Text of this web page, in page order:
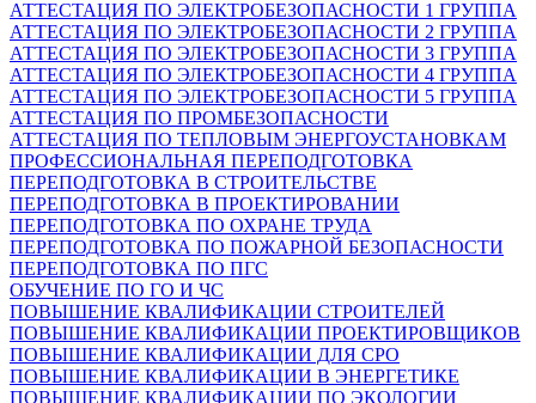
АТТЕСТАЦИЯ ПО ЭЛЕКТРОБЕЗОПАСНОСТИ 1 ГРУППА
АТТЕСТАЦИЯ ПО ЭЛЕКТРОБЕЗОПАСНОСТИ 2 ГРУППА
АТТЕСТАЦИЯ ПО ЭЛЕКТРОБЕЗОПАСНОСТИ 3 ГРУППА
АТТЕСТАЦИЯ ПО ЭЛЕКТРОБЕЗОПАСНОСТИ 4 ГРУППА
АТТЕСТАЦИЯ ПО ЭЛЕКТРОБЕЗОПАСНОСТИ 5 ГРУППА
АТТЕСТАЦИЯ ПО ПРОМБЕЗОПАСНОСТИ
АТТЕСТАЦИЯ ПО ТЕПЛОВЫМ ЭНЕРГОУСТАНОВКАМ
ПРОФЕССИОНАЛЬНАЯ ПЕРЕПОДГОТОВКА
ПЕРЕПОДГОТОВКА В СТРОИТЕЛЬСТВЕ
ПЕРЕПОДГОТОВКА В ПРОЕКТИРОВАНИИ
ПЕРЕПОДГОТОВКА ПО ОХРАНЕ ТРУДА
ПЕРЕПОДГОТОВКА ПО ПОЖАРНОЙ БЕЗОПАСНОСТИ
ПЕРЕПОДГОТОВКА ПО ПГС
ОБУЧЕНИЕ ПО ГО И ЧС
ПОВЫШЕНИЕ КВАЛИФИКАЦИИ СТРОИТЕЛЕЙ
ПОВЫШЕНИЕ КВАЛИФИКАЦИИ ПРОЕКТИРОВЩИКОВ
ПОВЫШЕНИЕ КВАЛИФИКАЦИИ ДЛЯ СРО
ПОВЫШЕНИЕ КВАЛИФИКАЦИИ В ЭНЕРГЕТИКЕ
ПОВЫШЕНИЕ КВАЛИФИКАЦИИ ПО ЭКОЛОГИИ